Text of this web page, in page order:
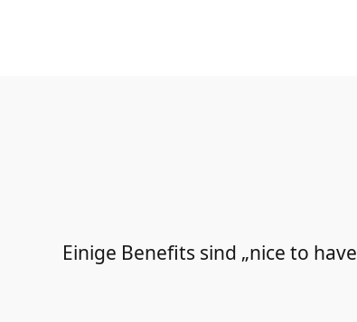
Einige Benefits sind „nice to